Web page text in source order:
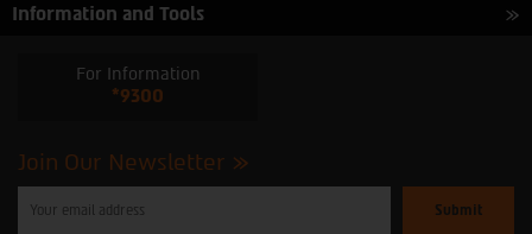
Information and Tools
For Information
*9300
Join Our Newsletter
enter